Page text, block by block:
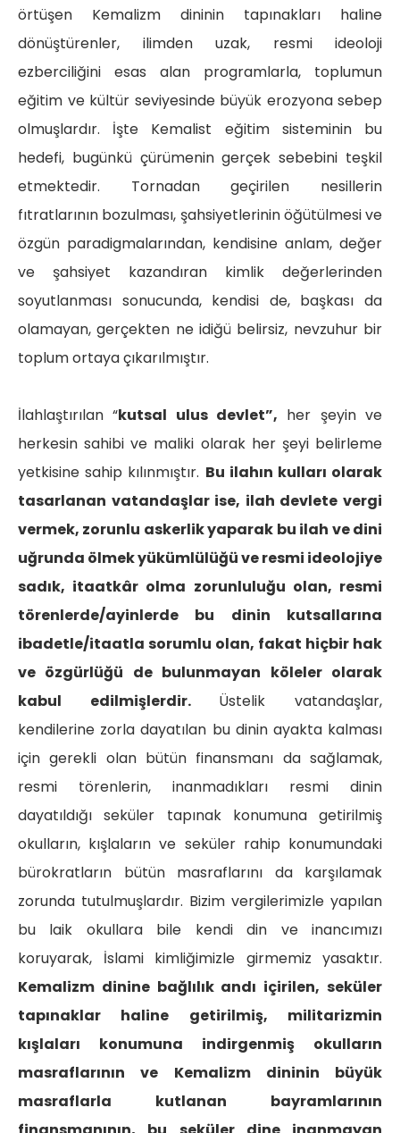
örtüşen Kemalizm dininin tapınakları haline
dönüştürenler, ilimden uzak, resmi ideoloji
ezberciliğini esas alan programlarla, toplumun
eğitim ve kültür seviyesinde büyük erozyona sebep
olmuşlardır. İşte Kemalist eğitim sisteminin bu
hedefi, bugünkü çürümenin gerçek sebebini teşkil
etmektedir. Tornadan geçirilen nesillerin
fıtratlarının bozulması, şahsiyetlerinin öğütülmesi ve
özgün paradigmalarından, kendisine anlam, değer
ve şahsiyet kazandıran kimlik değerlerinden
soyutlanması sonucunda, kendisi de, başkası da
olamayan, gerçekten ne idiğü belirsiz, nevzuhur bir
toplum ortaya çıkarılmıştır.
İlahlaştırılan “kutsal ulus devlet”, her şeyin ve
herkesin sahibi ve maliki olarak her şeyi belirleme
yetkisine sahip kılınmıştır. Bu ilahın kulları olarak
tasarlanan vatandaşlar ise, ilah devlete vergi
vermek, zorunlu askerlik yaparak bu ilah ve dini
uğrunda ölmek yükümlülüğü ve resmi ideolojiye
sadık, itaatkâr olma zorunluluğu olan, resmi
törenlerde/ayinlerde bu dinin kutsallarına
ibadetle/itaatla sorumlu olan, fakat hiçbir hak
ve özgürlüğü de bulunmayan köleler olarak
kabul edilmişlerdir. Üstelik vatandaşlar,
kendilerine zorla dayatılan bu dinin ayakta kalması
için gerekli olan bütün finansmanı da sağlamak,
resmi törenlerin, inanmadıkları resmi dinin
dayatıldığı seküler tapınak konumuna getirilmiş
okulların, kışlaların ve seküler rahip konumundaki
bürokratların bütün masraflarını da karşılamak
zorunda tutulmuşlardır. Bizim vergilerimizle yapılan
bu laik okullara bile kendi din ve inancımızı
koruyarak, İslami kimliğimizle girmemiz yasaktır.
Kemalizm dinine bağlılık andı içirilen, seküler
tapınaklar haline getirilmiş, militarizmin
kışlaları konumuna indirgenmiş okulların
masraflarının ve Kemalizm dininin büyük
masraflarla kutlanan bayramlarının